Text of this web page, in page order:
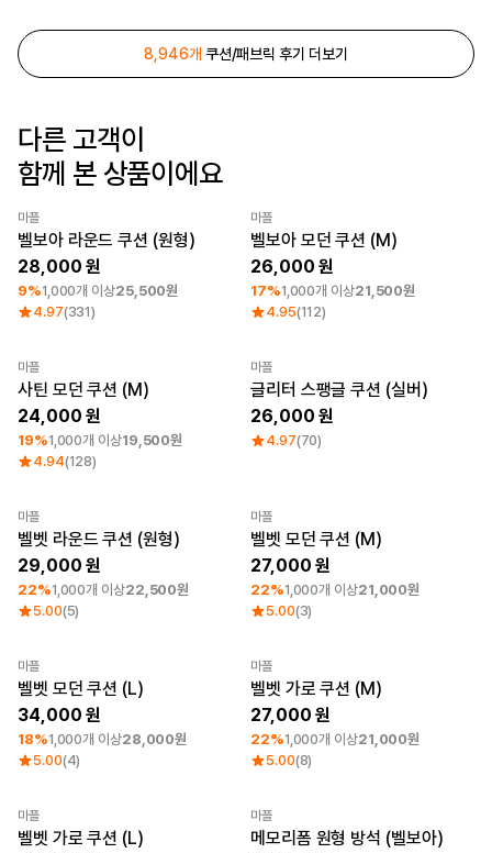
8,946개 쿠션/패브릭 후기 더보기
다른 고객이
함께 본 상품이에요
최소 주문수량 1개
마플
벨보아 라운드 쿠션 (원형)
28,000
9%1,000개 이상25,500원
4.97(331)
최소 주문수량 1개
마플
벨보아 모던 쿠션 (M)
26,000
17%1,000개 이상21,500원
4.95(112)
최소 주문수량 1개
마플
사틴 모던 쿠션 (M)
24,000
19%1,000개 이상19,500원
4.94(128)
마플
글리터 스팽글 쿠션 (실버)
26,000
4.97(70)
최소 주문수량 1개
마플
벨벳 라운드 쿠션 (원형)
29,000
22%1,000개 이상22,500원
5.00(5)
최소 주문수량 1개
마플
벨벳 모던 쿠션 (M)
27,000
22%1,000개 이상21,000원
5.00(3)
최소 주문수량 1개
마플
벨벳 모던 쿠션 (L)
34,000
18%1,000개 이상28,000원
5.00(4)
최소 주문수량 1개
마플
벨벳 가로 쿠션 (M)
27,000
22%1,000개 이상21,000원
5.00(8)
최소 주문수량 1개
마플
벨벳 가로 쿠션 (L)
Sale New
마플
메모리폼 원형 방석 (벨보아)
쿠션/패브릭
스포츠
반려동물
디지털 가전
로그인
1:1 문의
고객센터
마플 서비스 소개
한국어
집업 아우터 바지
가격대
2만원 ~ 3만원
3만원 ~
소재
쭈리
인기 브랜드
프린트스타